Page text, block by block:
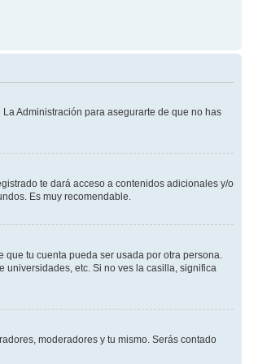
Administración para asegurarte de que no has
te dará acceso a contenidos adicionales y/o
Es muy recomendable.
tu cuenta pueda ser usada por otra persona.
universidades, etc. Si no ves la casilla, significa
moderadores y tu mismo. Serás contado